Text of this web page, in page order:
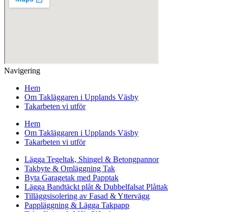
Navigering
Hem
Om Takläggaren i Upplands Väsby
Takarbeten vi utför
Hem
Om Takläggaren i Upplands Väsby
Takarbeten vi utför
Lägga Tegeltak, Shingel & Betongpannor
Takbyte & Omläggning Tak
Byta Garagetak med Papptak
Lägga Bandtäckt plåt & Dubbelfalsat Plåttak
Tilläggsisolering av Fasad & Yttervägg
Pappläggning & Lägga Takpapp